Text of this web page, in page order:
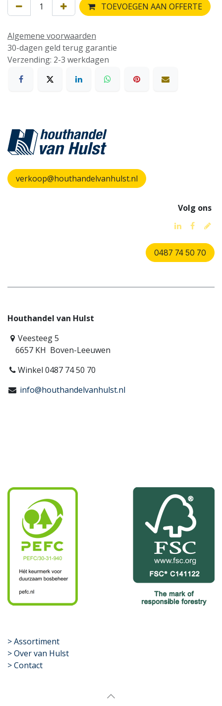
TOEVOEGEN AAN OFFERTE
Algemene voorwaarden
30-dagen geld terug garantie
Verzending: 2-3 werkdagen
verkoop@houthandelvanhulst.nl
Volg ons
0487 74 50 70
Houthandel van Hulst
Veesteeg 5
6657 KH Boven-Leeuwen
Winkel 0487 74 50 70
info@houthandelvanhulst.nl
​>Assortiment
> Over van Hulst
> Contact